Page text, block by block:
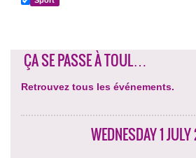
ÇA SE PASSE À TOUL…
Retrouvez tous les événements.
WEDNESDAY 1